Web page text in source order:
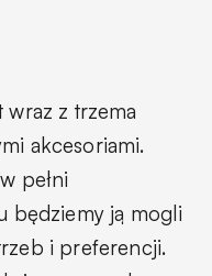
wraz z trzema
akcesoriami.
pełni
będziemy ją mogli
i preferencji.